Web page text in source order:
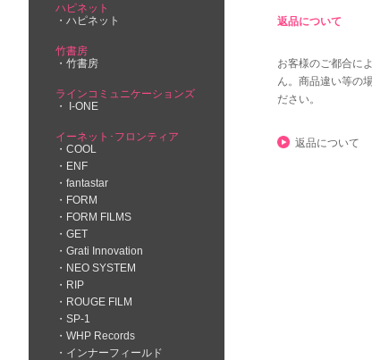
ハピネット
ハピネット
竹書房
竹書房
ラインコミュニケーションズ
I-ONE
イーネット･フロンティア
COOL
ENF
fantastar
FORM
FORM FILMS
GET
Grati Innovation
NEO SYSTEM
RIP
ROUGE FILM
SP-1
WHP Records
インナーフィールド
返品について
お客様のご都合に
ん。商品違い等の
ださい。
返品について